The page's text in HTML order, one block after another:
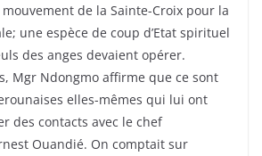
de la Sainte-Croix pour la
une espèce de coup d’Etat spirituel
des anges devaient opérer.
Mgr Ndongmo affirme que ce sont
elles-mêmes qui lui ont
des contacts avec le chef
Ouandié. On comptait sur